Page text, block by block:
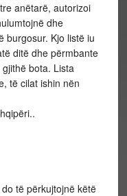
anëtarë, autorizoi
dhe
burgosur. Kjo listë iu
ditë dhe përmbante
bota. Lista
të cilat ishin nën
të përkujtojnë këtë